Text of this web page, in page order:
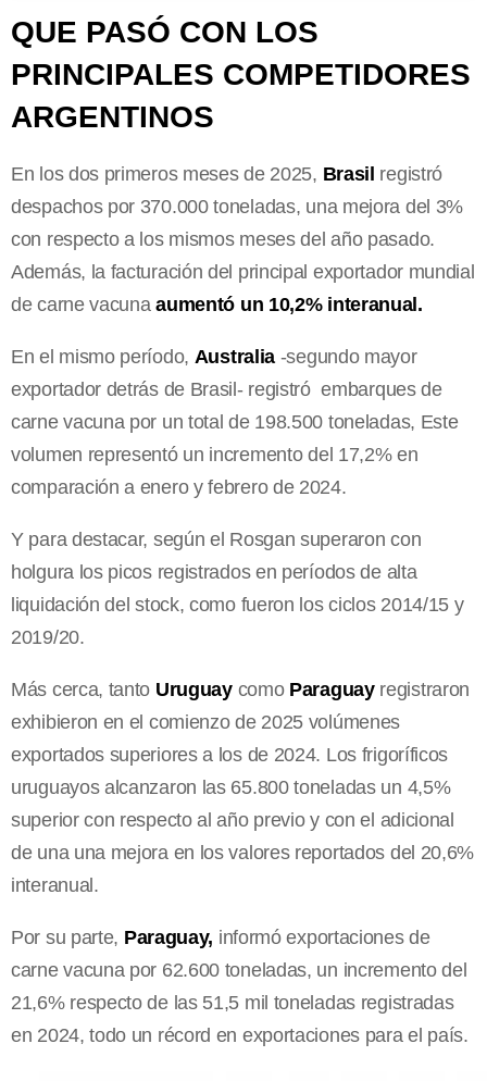
QUE PASÓ CON LOS
PRINCIPALES COMPETIDORES
ARGENTINOS
En los dos primeros meses de 2025, Brasil registró
despachos por 370.000 toneladas, una mejora del 3%
con respecto a los mismos meses del año pasado.
Además, la facturación del principal exportador mundial
de carne vacunaaumentó un 10,2% interanual.
En el mismo período, Australia -segundo mayor
exportador detrás de Brasil- registró embarques de
carne vacuna por un total de 198.500 toneladas, Este
volumen representó un incremento del 17,2% en
comparación a enero y febrero de 2024.
Y para destacar, según el Rosgan superaron con
holgura los picos registrados en períodos de alta
liquidación del stock, como fueron los ciclos 2014/15 y
2019/20.
Más cerca, tanto UruguaycomoParaguayregistraron
exhibieron en el comienzo de 2025 volúmenes
exportados superiores a los de 2024. Los frigoríficos
uruguayos alcanzaron las 65.800 toneladas un 4,5%
superior con respecto al año previo y con el adicional
de una una mejora en los valores reportados del 20,6%
interanual.
Por su parte, Paraguay, informó exportaciones de
carne vacuna por 62.600 toneladas, un incremento del
21,6% respecto de las 51,5 mil toneladas registradas
en 2024, todo un récord en exportaciones para el país.